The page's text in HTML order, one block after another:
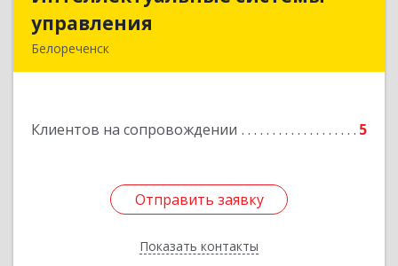
управления
Белореченск
Клиентов на сопровождении 5
Отправить заявку
Показать контакты
Подробнее
Отправить заявку
Назад